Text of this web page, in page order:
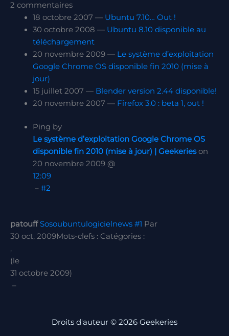
2 commentaires
18 octobre 2007 — Ubuntu 7.10… Out !
30 octobre 2008 — Ubuntu 8.10 disponible au
téléchargement
20 novembre 2009 — Le système d’exploitation
Google Chrome OS disponible fin 2010 (mise à
jour)
15 juillet 2007 — Blender version 2.44 disponible!
20 novembre 2007 — Firefox 3.0 : beta 1, out !
Ping by
Le système d’exploitation Google Chrome OS
disponible fin 2010 (mise à jour) | Geekeries on
20 novembre 2009 @
12:09
– #2
patouffSosoubuntulogicielnews #1 Par
30 oct, 2009Mots-clefs : Catégories :
,
(le
31 octobre 2009)
–
Droits d'auteur © 2026 Geekeries